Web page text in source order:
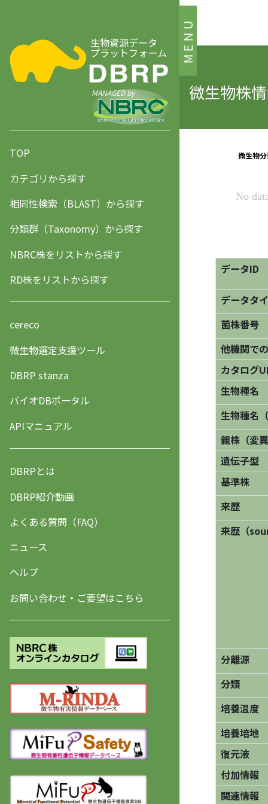
MENU
生物資源データ
プラットフォーム
MANAGED by
TOP
カテゴリから探す
相同性検索（BLAST）から探す
分類群（Taxonomy）から探す
NBRC株をリストから探す
RD株をリストから探す
cereco
微生物選定支援ツール
DBRP stanza
バイオDBポータル
APIマニュアル
DBRPとは
DBRP紹介動画
よくある質問（FAQ）
ニュース
ヘルプ
お問い合わせ・ご要望はこちら
微生物株
データID
データタ
菌株番号
他機関で
カタログ
生物種名
生物種名
親株（変
遺伝子型
基準株
来歴
来歴（
分離源
分類
培養温度
培養培地
復元液
付加情報
関連情報